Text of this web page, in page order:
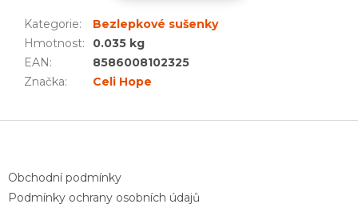
Kategorie:
Bezlepkové sušenky
Hmotnost:
0.035 kg
EAN:
8586008102325
Značka: Celi Hope
Z
aObchodní podmínky
Podmínky ochrany osobních údajů